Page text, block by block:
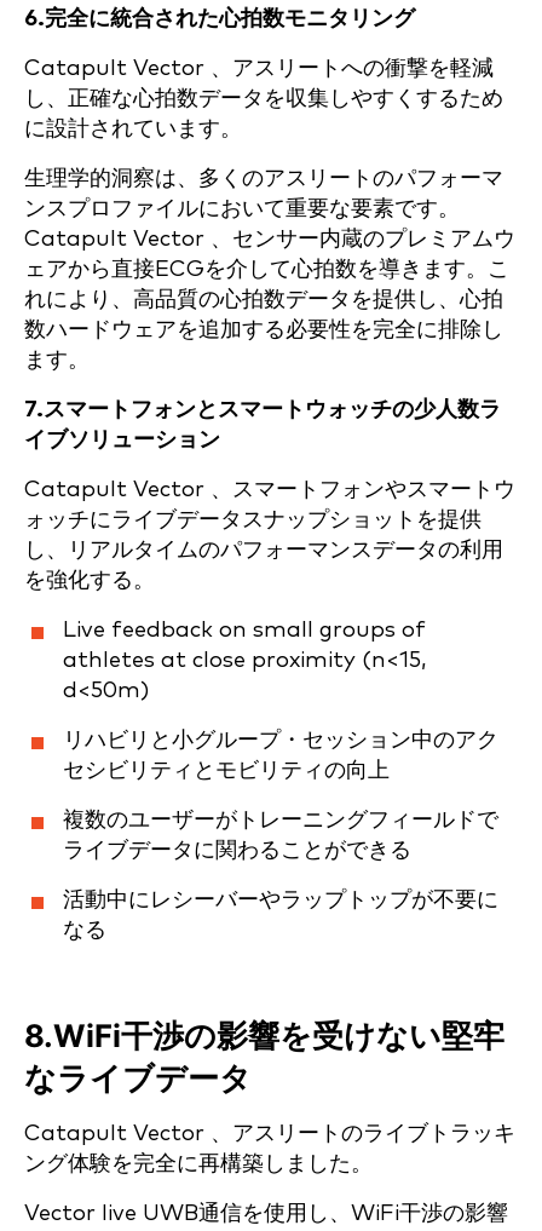
6.完全に統合された心拍数モニタリング
Catapult Vector 、アスリートへの衝撃を軽減
し、正確な心拍数データを収集しやすくするため
に設計されています。
生理学的洞察は、多くのアスリートのパフォーマ
ンスプロファイルにおいて重要な要素です。
Catapult Vector 、センサー内蔵のプレミアムウ
ェアから直接ECGを介して心拍数を導きます。こ
れにより、高品質の心拍数データを提供し、心拍
数ハードウェアを追加する必要性を完全に排除し
ます。
7.スマートフォンとスマートウォッチの少人数ラ
イブソリューション
Catapult Vector 、スマートフォンやスマートウ
ォッチにライブデータスナップショットを提供
し、リアルタイムのパフォーマンスデータの利用
を強化する。
Live feedback on small groups of
athletes at close proximity (n<15,
d<50m)
リハビリと小グループ・セッション中のアク
セシビリティとモビリティの向上
複数のユーザーがトレーニングフィールドで
ライブデータに関わることができる
活動中にレシーバーやラップトップが不要に
なる
8.WiFi干渉の影響を受けない堅牢
なライブデータ
Catapult Vector 、アスリートのライブトラッキ
ング体験を完全に再構築しました。
Vector live UWB通信を使用し、WiFi干渉の影響